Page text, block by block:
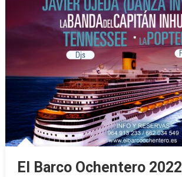
El Barco Ochentero 2022